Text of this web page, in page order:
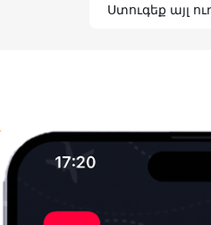
Ստուգեք այլ